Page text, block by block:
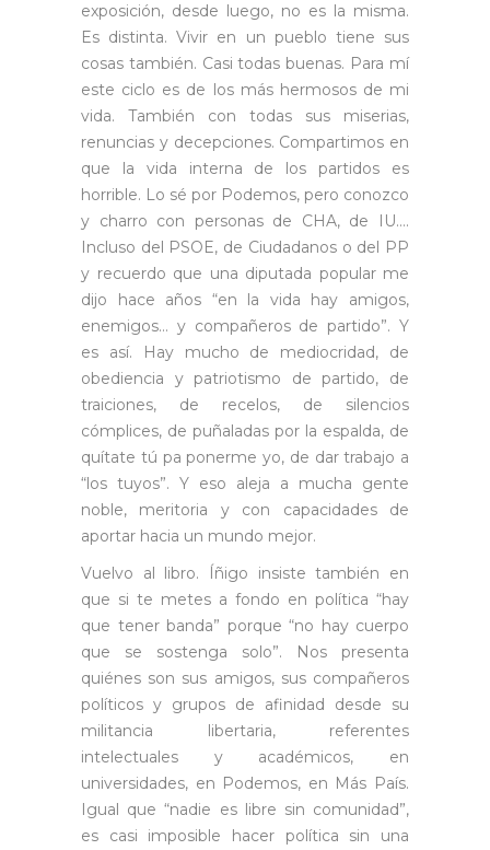
exposición, desde luego, no es la misma.
Es distinta. Vivir en un pueblo tiene sus
cosas también. Casi todas buenas. Para mí
este ciclo es de los más hermosos de mi
vida. También con todas sus miserias,
renuncias y decepciones. Compartimos en
que la vida interna de los partidos es
horrible. Lo sé por Podemos, pero conozco
y charro con personas de CHA, de IU….
Incluso del PSOE, de Ciudadanos o del PP
y recuerdo que una diputada popular me
dijo hace años “en la vida hay amigos,
enemigos… y compañeros de partido”. Y
es así. Hay mucho de mediocridad, de
obediencia y patriotismo de partido, de
traiciones, de recelos, de silencios
cómplices, de puñaladas por la espalda, de
quítate tú pa ponerme yo, de dar trabajo a
“los tuyos”. Y eso aleja a mucha gente
noble, meritoria y con capacidades de
aportar hacia un mundo mejor.
Vuelvo al libro. Íñigo insiste también en
que si te metes a fondo en política “hay
que tener banda” porque “no hay cuerpo
que se sostenga solo”. Nos presenta
quiénes son sus amigos, sus compañeros
políticos y grupos de afinidad desde su
militancia libertaria, referentes
intelectuales y académicos, en
universidades, en Podemos, en Más País.
Igual que “nadie es libre sin comunidad”,
es casi imposible hacer política sin una